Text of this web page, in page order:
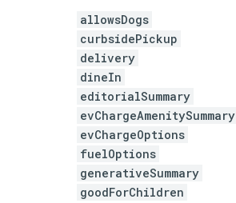
allowsDogs
curbsidePickup
delivery
dineIn
editorialSummary
evChargeAmenitySummary
evChargeOptions
fuelOptions
generativeSummary
goodForChildren